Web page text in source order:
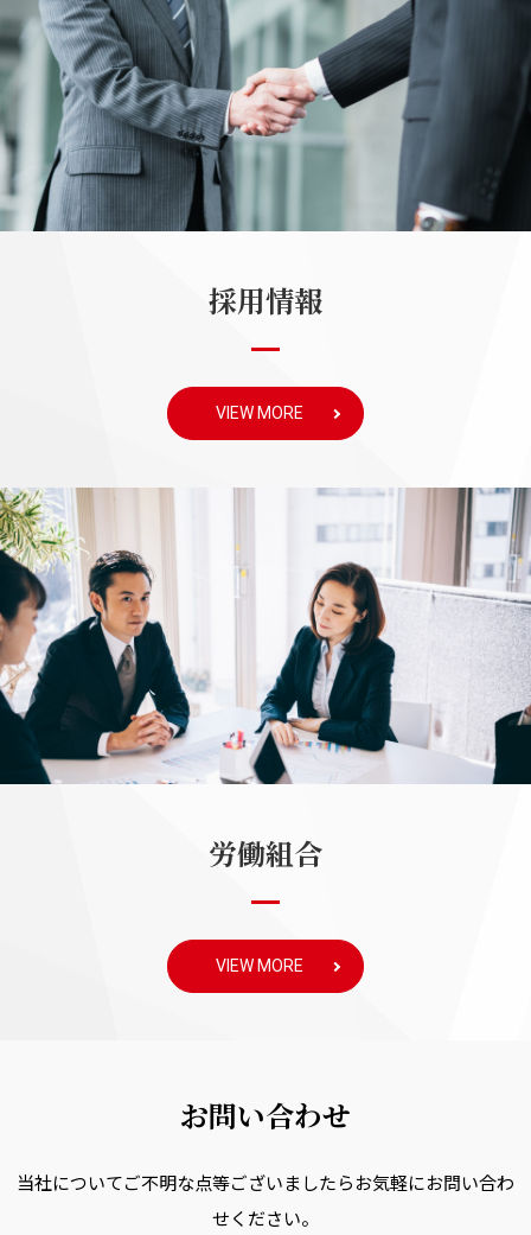
採用情報
VIEW MORE
労働組合
VIEW MORE
お問い合わせ
当社についてご不明な点等ございましたらお気軽にお問い合わ
せください。